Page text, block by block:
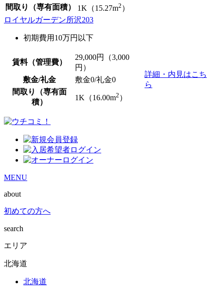
間取り（専有面積）
1K（15.27m2 ）
ロイヤルガーデン所沢203
初期費用10万円以下
賃料（管理費）
29,000円（3,000
円）
詳細・内見はこち
ら
敷金/礼金 敷金0/礼金0
間取り（専有面
積）
1K（16.00m2 ）
MENU
about
初めての方へ
search
エリア
北海道
北海道